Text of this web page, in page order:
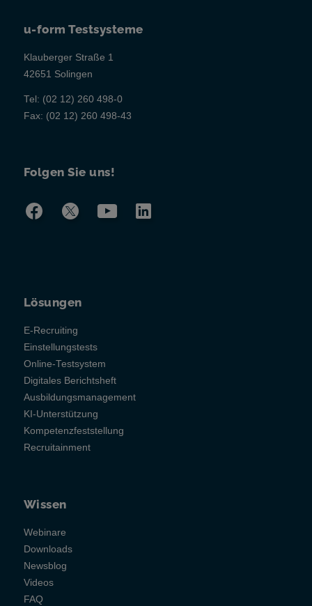
u-form Testsysteme
Klauberger Straße 1
42651 Solingen
Tel: (02 12) 260 498-0
Fax: (02 12) 260 498-43
Folgen Sie uns!
Lösungen
E-Recruiting
Einstellungstests
Online-Testsystem
Digitales Berichtsheft
Ausbildungsmanagement
KI-Unterstützung
Kompetenzfeststellung
Recruitainment
Wissen
Webinare
Downloads
Newsblog
Videos
FAQ